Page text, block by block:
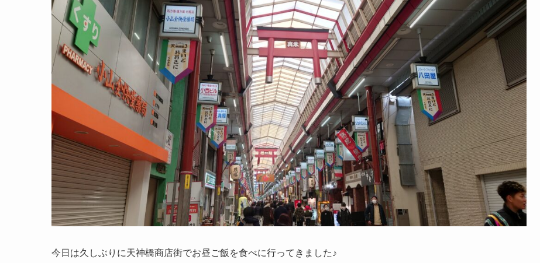
今日は久しぶりに天神橋商店街でお昼ご飯を食べに行ってきました♪